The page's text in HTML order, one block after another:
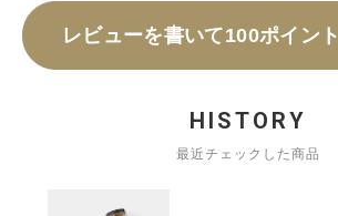
レビューを書いて100ポイント
HISTORY
最近チェックした商品